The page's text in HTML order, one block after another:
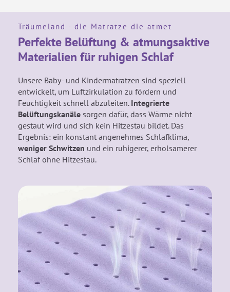
Träumeland - die Matratze die atmet
Perfekte Belüftung & atmungsaktive
Materialien für ruhigen Schlaf
Unsere Baby- und Kindermatratzen sind speziell
entwickelt, um Luftzirkulation zu fördern und
Feuchtigkeit schnell abzuleiten. Integrierte
Belüftungskanäle sorgen dafür, dass Wärme nicht
gestaut wird und sich kein Hitzestau bildet. Das
Ergebnis: ein konstant angenehmes Schlafklima,
weniger Schwitzen und ein ruhigerer, erholsamerer
Schlaf ohne Hitzestau.